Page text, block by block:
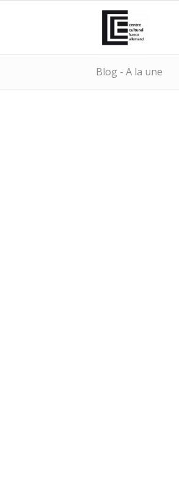
Blog - A la une